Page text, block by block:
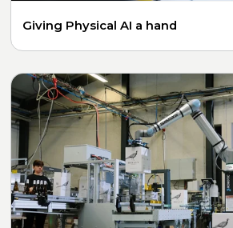
Giving Physical AI a hand